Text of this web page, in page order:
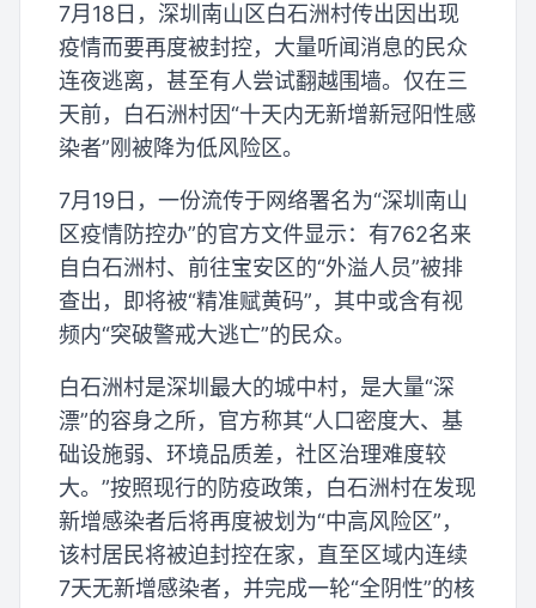
7月18日，深圳南山区白石洲村传出因出现
疫情而要再度被封控，大量听闻消息的民众
连夜逃离，甚至有人尝试翻越围墙。仅在三
天前，白石洲村因“十天内无新增新冠阳性感
染者”刚被降为低风险区。
7月19日，一份流传于网络署名为“深圳南山
区疫情防控办”的官方文件显示：有762名来
自白石洲村、前往宝安区的“外溢人员”被排
查出，即将被“精准赋黄码”，其中或含有视
频内“突破警戒大逃亡”的民众。
白石洲村是深圳最大的城中村，是大量“深
漂”的容身之所，官方称其“人口密度大、基
础设施弱、环境品质差，社区治理难度较
大。”按照现行的防疫政策，白石洲村在发现
新增感染者后将再度被划为“中高风险区”，
该村居民将被迫封控在家，直至区域内连续
7天无新增感染者，并完成一轮“全阴性”的核